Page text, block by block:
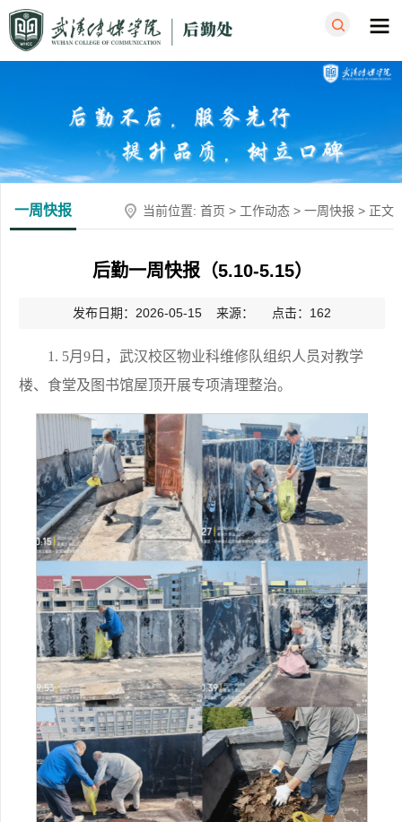
一周快报 当前位置: 首页 > 工作动态 > 一周快报 > 正文
后勤一周快报（5.10-5.15）
发布日期：2026-05-15 来源： 点击： 162
1. 5月9日，武汉校区物业科维修队组织人员对教学
楼、食堂及图书馆屋顶开展专项清理整治。